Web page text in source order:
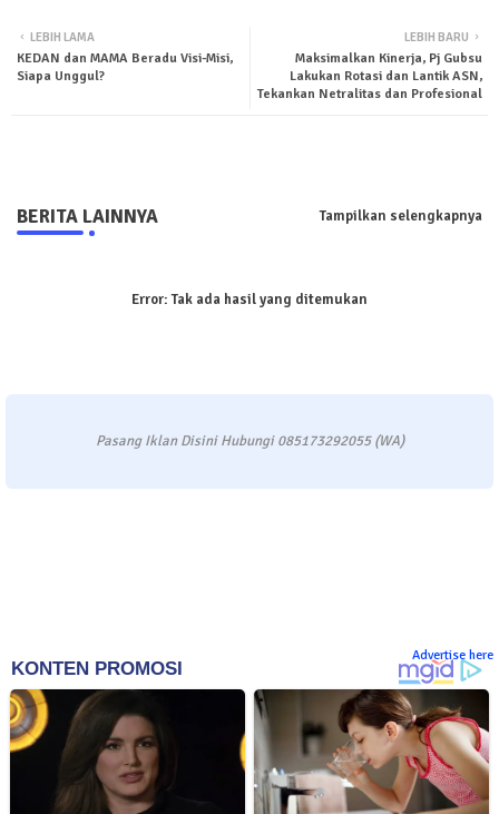
ter
LEBIH BARU
Maksimalkan Kinerja, Pj Gubsu
Lakukan Rotasi dan Lantik ASN,
Tekankan Netralitas dan Profesional
LEBIH LAMA
KEDAN dan MAMA Beradu Visi-Misi,
Siapa Unggul?
BERITA LAINNYA Tampilkan selengkapnya
Error:Tak ada hasil yang ditemukan
Pasang Iklan Disini Hubungi 085173292055 (WA)
Advertise here